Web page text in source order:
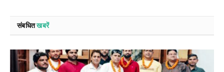
संबधितखबरें